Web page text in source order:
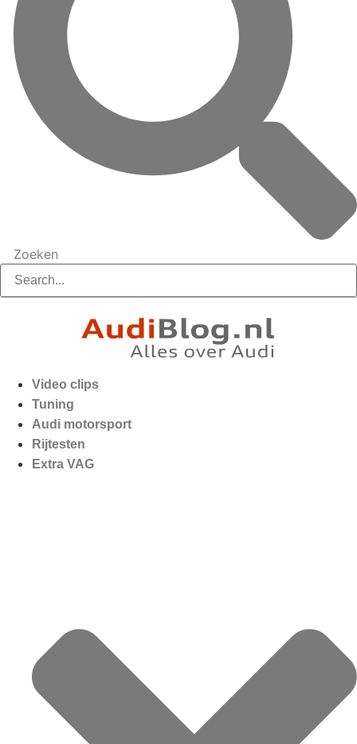
Zoeken
Video clips
Tuning
Audi motorsport
Rijtesten
Extra VAG